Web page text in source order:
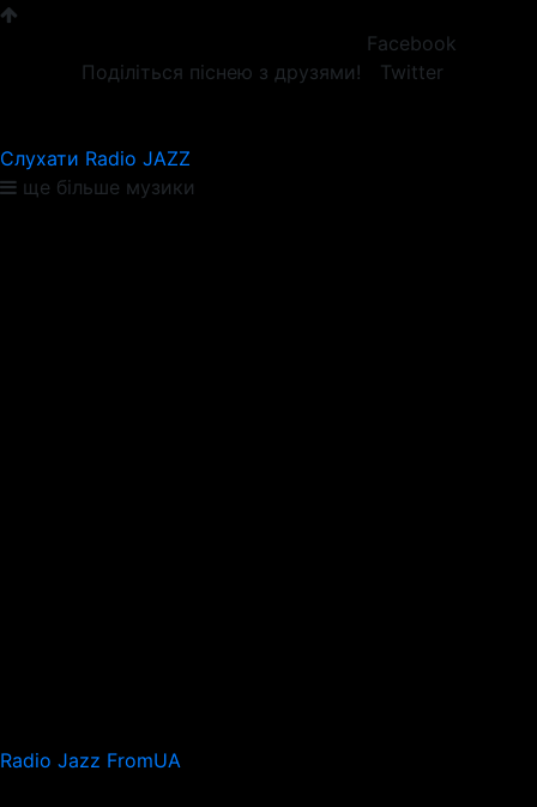
Поділіться піснею з друзями!
Facebook
Twitter
Слухати Radio JAZZ
ще більше музики
Radio Jazz FromUA